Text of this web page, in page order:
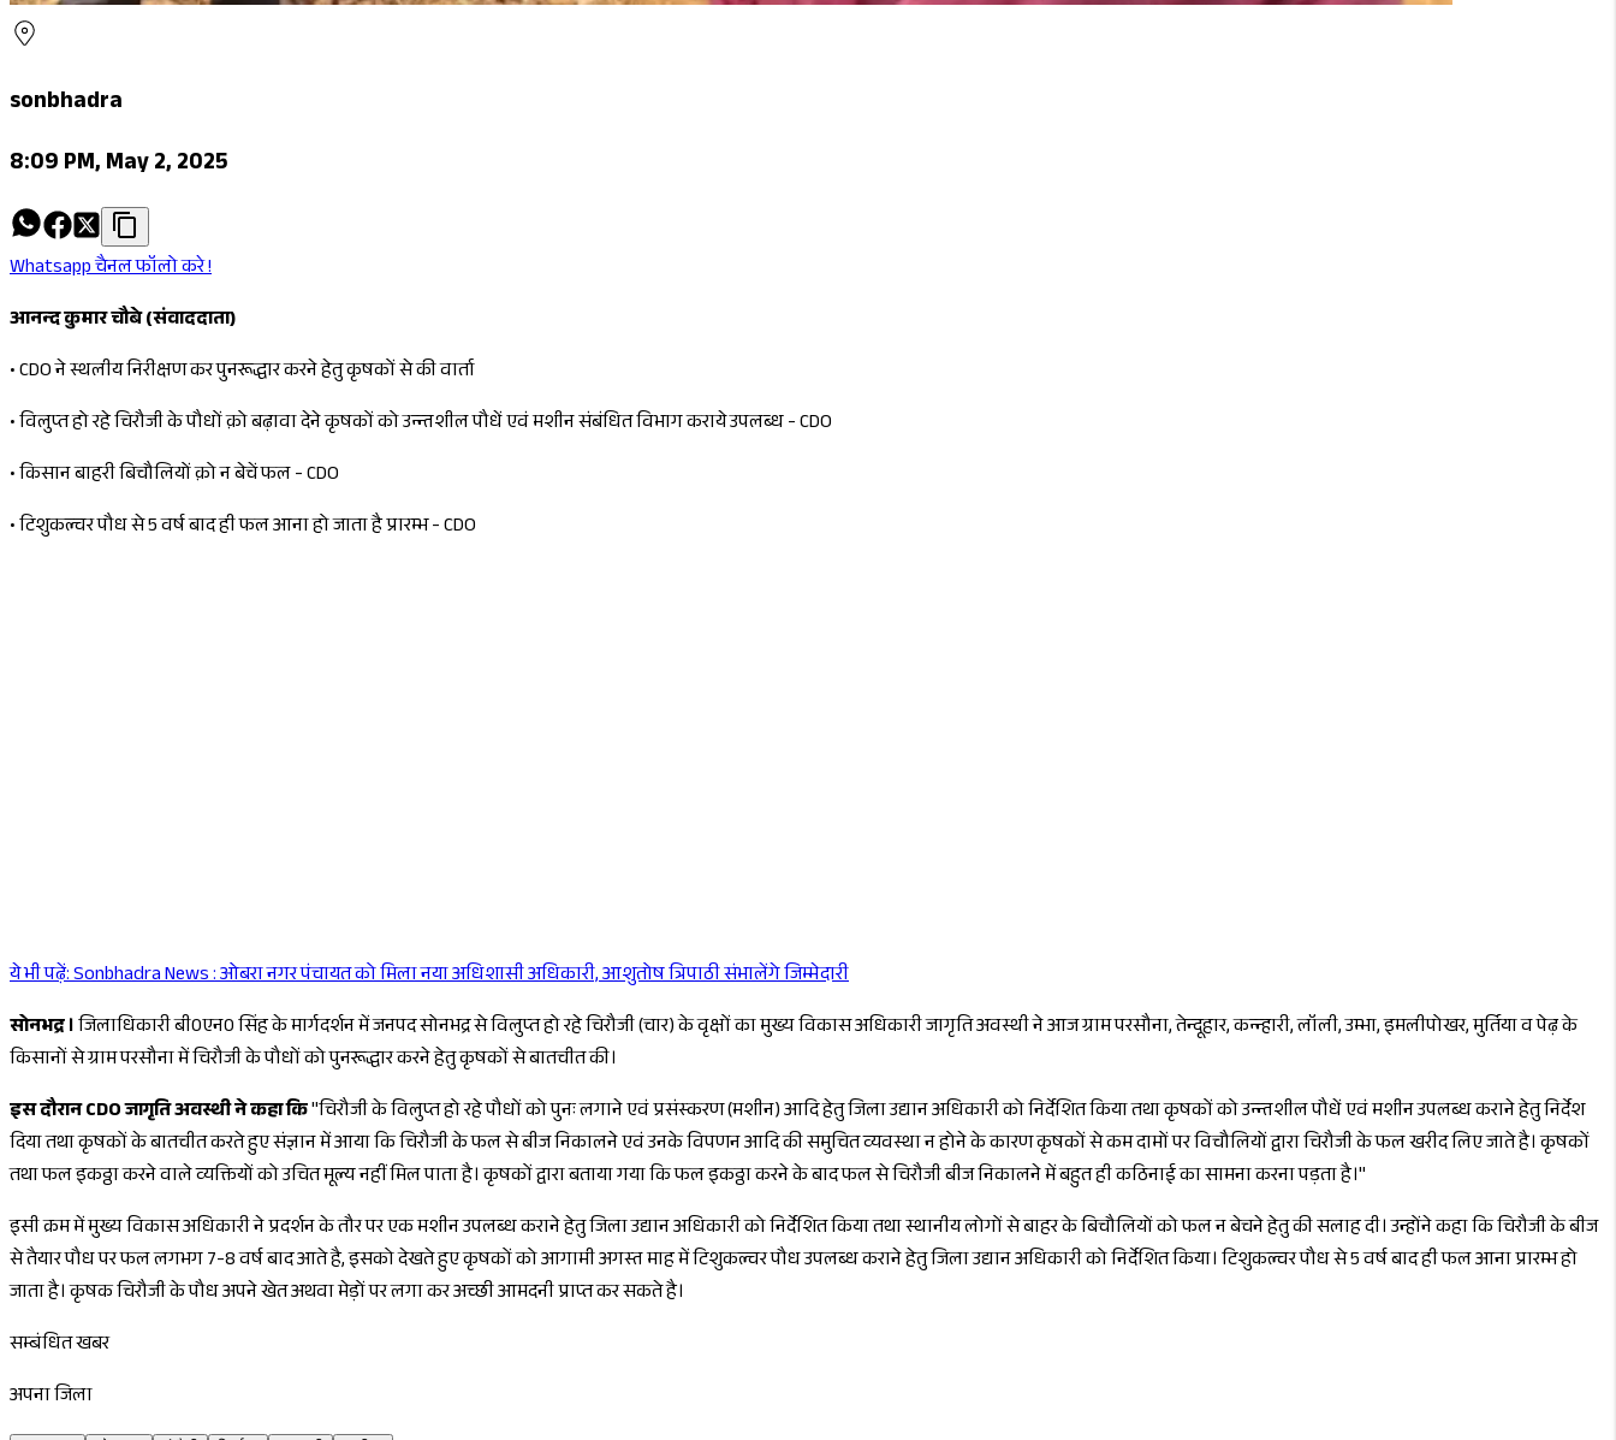
sonbhadra
8:09 PM, May 2, 2025
Whatsapp चैनल फॉलो करे !
आनन्द कुमार चौबे (संवाददाता)
•CDO ने स्थलीय निरीक्षण कर पुनरूद्धार करने हेतु कृषकों से की वार्ता
•विलुप्त हो रहे चिरौजी के पौधों क़ो बढ़ावा देने कृषकों को उन्न्तशील पौधें एवं मशीन संबंधित विभाग कराये उपलब्ध - CDO
•किसान बाहरी बिचौलियों क़ो न बेचें फल - CDO
•टिशुकल्चर पौध से 5 वर्ष बाद ही फल आना हो जाता है प्रारम्भ - CDO
Sponsored
ये भी पढ़ें:Sonbhadra News : ओबरा नगर पंचायत को मिला नया अधिशासी अधिकारी, आशुतोष त्रिपाठी संभालेंगे जिम्मेदारी
सोनभद्र ।जिलाधिकारी बी0एन0 सिंह के मार्गदर्शन में जनपद सोनभद्र से विलुप्त हो रहे चिरौजी (चार) के वृक्षों का मुख्य विकास अधिकारी जागृति अवस्थी ने आज ग्राम परसौना, तेन्दूहार, कन्न्हारी, लॉली, उम्भा, इमलीपोखर, मुर्तिया व पेढ़ के
किसानों से ग्राम परसौना में चिरौजी के पौधों को पुनरूद्धार करने हेतु कृषकों से बातचीत की।
इस दौरान CDO जागृति अवस्थी ने कहा कि"चिरौजी के विलुप्त हो रहे पौधों को पुनः लगाने एवं प्रसंस्करण (मशीन) आदि हेतु जिला उद्यान अधिकारी को निर्देशित किया तथा कृषकों को उन्न्तशील पौधें एवं मशीन उपलब्ध कराने हेतु निर्देश
दिया तथा कृषकों के बातचीत करते हुए संज्ञान में आया कि चिरौजी के फल से बीज निकालने एवं उनके विपणन आदि की समुचित व्यवस्था न होने के कारण कृषकों से कम दामों पर विचौलियों द्वारा चिरौजी के फल खरीद लिए जाते है। कृषकों
तथा फल इकठ्ठा करने वाले व्यक्तियों को उचित मूल्य नहीं मिल पाता है। कृषकों द्वारा बताया गया कि फल इकठ्ठा करने के बाद फल से चिरौजी बीज निकालने में बहुत ही कठिनाई का सामना करना पड़ता है।"
इसी क्रम में मुख्य विकास अधिकारी ने प्रदर्शन के तौर पर एक मशीन उपलब्ध कराने हेतु जिला उद्यान अधिकारी को निर्देशित किया तथा स्थानीय लोगों से बाहर के बिचौलियों को फल न बेचने हेतु की सलाह दी। उन्होंने कहा कि चिरौजी के बीज
से तैयार पौध पर फल लगभग 7-8 वर्ष बाद आते है, इसको देखते हुए कृषकों को आगामी अगस्त माह में टिशुकल्चर पौध उपलब्ध कराने हेतु जिला उद्यान अधिकारी को निर्देशित किया। टिशुकल्चर पौध से 5 वर्ष बाद ही फल आना प्रारम्भ हो
जाता है। कृषक चिरौजी के पौध अपने खेत अथवा मेड़ों पर लगा कर अच्छी आमदनी प्राप्त कर सकते है।
सम्बंधित खबर
अपना जिला